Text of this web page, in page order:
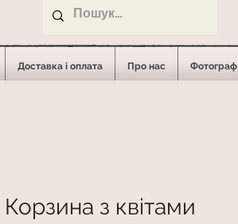
Доставка і оплата Про нас Фотограф
Корзина з квітами